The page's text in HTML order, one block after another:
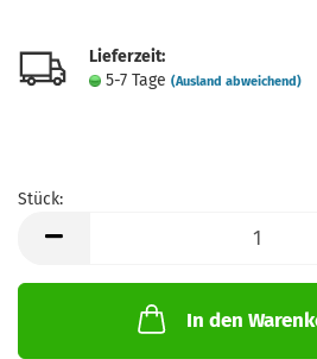
Lieferzeit:
5-7 Tage (Ausland abweichend)
Stück:
In den